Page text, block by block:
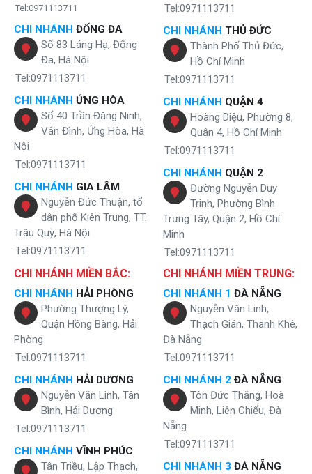
Tel:0971113711
CHI NHÁNH ĐỐNG ĐA
Số 83 Láng Hạ, Đống
Đa, Hà Nội
Tel:0971113711
CHI NHÁNH ỨNG HÒA
Số 40 Trần Đăng Ninh,
Vân Đình, Ứng Hòa, Hà
Nội
Tel:0971113711
CHI NHÁNH GIA LÂM
Nguyễn Đức Thuận, tổ
dân phố Kiên Trung, TT.
Trâu Quỳ, Hà Nội
Tel:0971113711
Tel:0971113711
CHI NHÁNH THỦ ĐỨC
Thành Phố Thủ Đức,
Hồ Chí Minh
Tel:0971113711
CHI NHÁNH QUẬN 4
Hoàng Diệu, Phường 8,
Quận 4, Hồ Chí Minh
Tel:0971113711
CHI NHÁNH QUẬN 2
Đường Nguyễn Duy
Trinh, Phường Bình
Trưng Tây, Quận 2, Hồ Chí
Minh
Tel:0971113711
CHI NHÁNH MIỀN BẮC:
CHI NHÁNH HẢI PHÒNG
Phường Thượng Lý,
Quận Hồng Bàng, Hải
Phòng
Tel:0971113711
CHI NHÁNH HẢI DƯƠNG
Nguyễn Văn Linh, Tân
Bình, Hải Dương
Tel:0971113711
CHI NHÁNH VĨNH PHÚC
Tân Triều, Lập Thạch,
CHI NHÁNH MIỀN TRUNG:
CHI NHÁNH 1 ĐÀ NẴNG
Nguyễn Văn Linh,
Thạch Gián, Thanh Khê,
Đà Nẵng
Tel:0971113711
CHI NHÁNH 2 ĐÀ NẴNG
Tôn Đức Thắng, Hoà
Minh, Liên Chiểu, Đà
Nẵng
Tel:0971113711
CHI NHÁNH 3 ĐÀ NẴNG